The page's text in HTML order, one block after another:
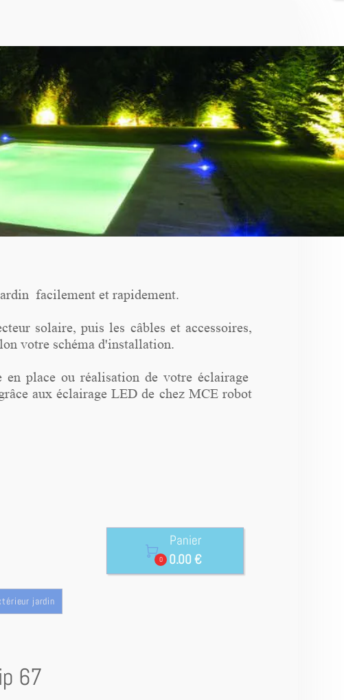
facilement et rapidement.
solaire, puis les câbles et accessoires,
votre schéma d'installation.
en place ou réalisation de votre éclairage
aux éclairage LED de chez MCE robot

0
Panier
0.00 €
jardin
67